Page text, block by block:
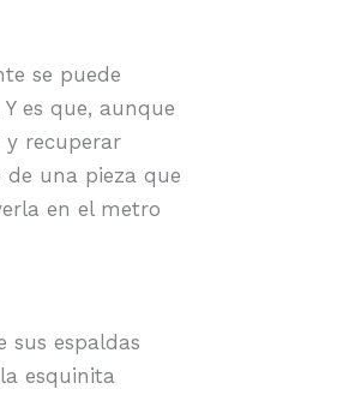
se puede
es que, aunque
recuperar
una pieza que
en el metro
sus espaldas
esquinita